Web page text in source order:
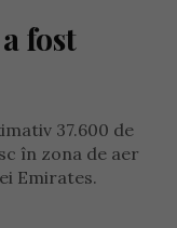
fost
37.600 de
în zona de aer
Emirates.